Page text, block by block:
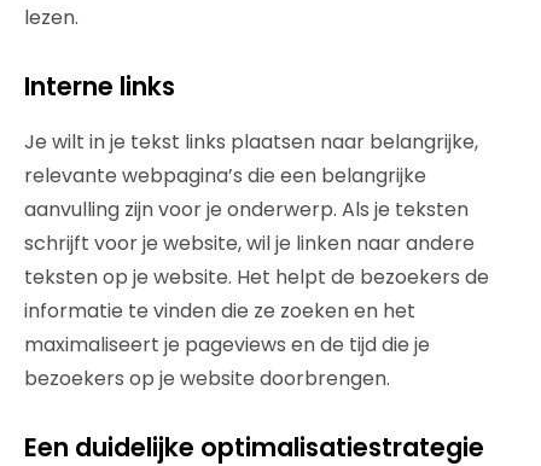
lezen.
Interne links
Je wilt in je tekst links plaatsen naar belangrijke,
relevante webpagina’s die een belangrijke
aanvulling zijn voor je onderwerp. Als je teksten
schrijft voor je website, wil je linken naar andere
teksten op je website. Het helpt de bezoekers de
informatie te vinden die ze zoeken en het
maximaliseert je pageviews en de tijd die je
bezoekers op je website doorbrengen.
Een duidelijke optimalisatiestrategie